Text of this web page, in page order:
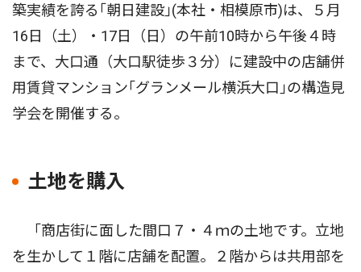
築実績を誇る｢朝日建設｣(本社・相模原市)は、５月
16日（土）・17日（日）の午前10時から午後４時
まで、大口通（大口駅徒歩３分）に建設中の店舗併
用賃貸マンション｢グランメール横浜大口｣の構造見
学会を開催する。
土地を購入
「商店街に面した間口７・４ｍの土地です。立地
を生かして１階に店舗を配置。２階からは共用部を